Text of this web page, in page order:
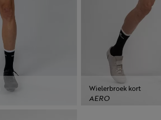
Wielerbroek kort
AERO